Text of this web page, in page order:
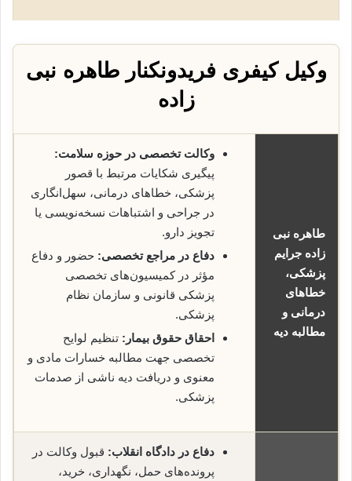
وکیل کیفری فریدونکنار طاهره نبی
زاده
طاهره نبی
زاده جرایم
پزشکی،
خطاهای
درمانی و
مطالبه دیه
وکالت تخصصی در حوزه سلامت:
پیگیری شکایات مرتبط با قصور
پزشکی، خطاهای درمانی، سهل‌انگاری
در جراحی و اشتباهات نسخه‌نویسی یا
تجویز دارو.
دفاع در مراجع تخصصی: حضور و دفاع
مؤثر در کمیسیون‌های تخصصی
پزشکی قانونی و سازمان نظام
پزشکی.
احقاق حقوق بیمار: تنظیم لوایح
تخصصی جهت مطالبه خسارات مادی و
معنوی و دریافت دیه ناشی از صدمات
پزشکی.
دفاع در دادگاه انقلاب: قبول وکالت در
پرونده‌های حمل، نگهداری، خرید،